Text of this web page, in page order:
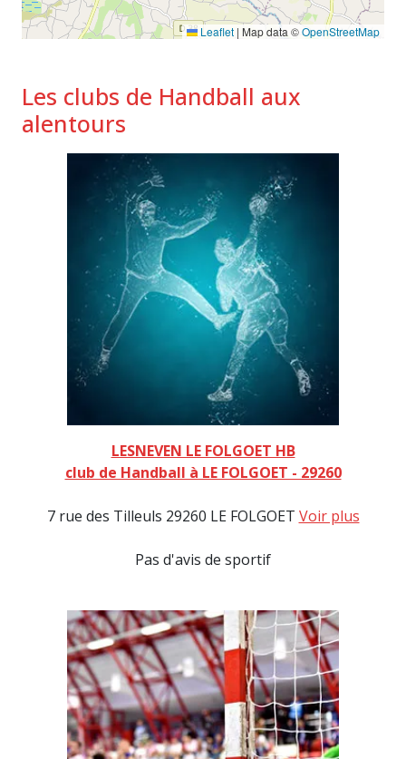
Leaflet | Map data ©OpenStreetMap
Les clubs de Handball aux
alentours
LESNEVEN LE FOLGOET HB
club de Handball à LE FOLGOET - 29260
7 rue des Tilleuls 29260 LE FOLGOET Voir plus
Pas d'avis de sportif